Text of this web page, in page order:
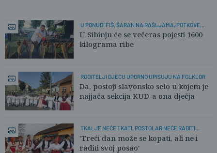
U PONUDI FIŠ, ŠARAN NA RAŠLJAMA, POTKOVE,...
U Sibinju će se večeras pojesti 1600
kilograma ribe
RODITELJI DJECU UPORNO UPISUJU NA FOLKLOR
Da, postoji slavonsko selo u kojem je
najjača sekcija KUD-a ona dječja
TKALJE NEĆE TKATI, POSTOLAR NEĆE RADITI
OBUĆU
'Treći dan može se kopati, ali ne i
raditi svoj posao'